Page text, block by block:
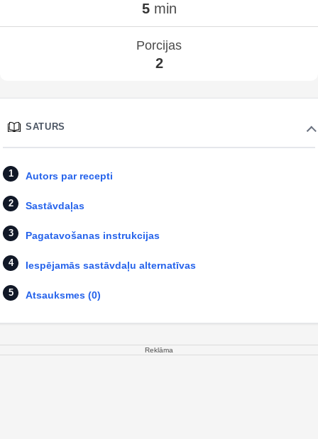
5min
Porcijas
2
SATURS
Autors par recepti
Sastāvdaļas
Pagatavošanas instrukcijas
Iespējamās sastāvdaļu alternatīvas
Atsauksmes (0)
Reklāma